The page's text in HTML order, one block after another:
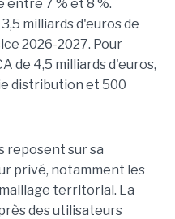
7 % et 8 %.
milliards d'euros de
2026-2027. Pour
de 4,5 milliards d'euros,
distribution et 500
reposent sur sa
privé, notamment les
territorial. La
des utilisateurs